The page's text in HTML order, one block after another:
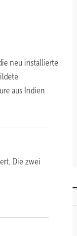
neu installierte
aus Indien
Die zwei